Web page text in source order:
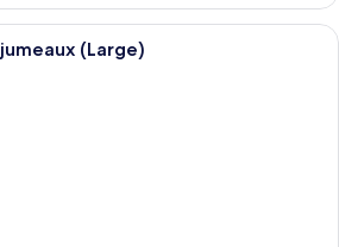
Une chambre d’hôtel avec deux lits,
(Large)